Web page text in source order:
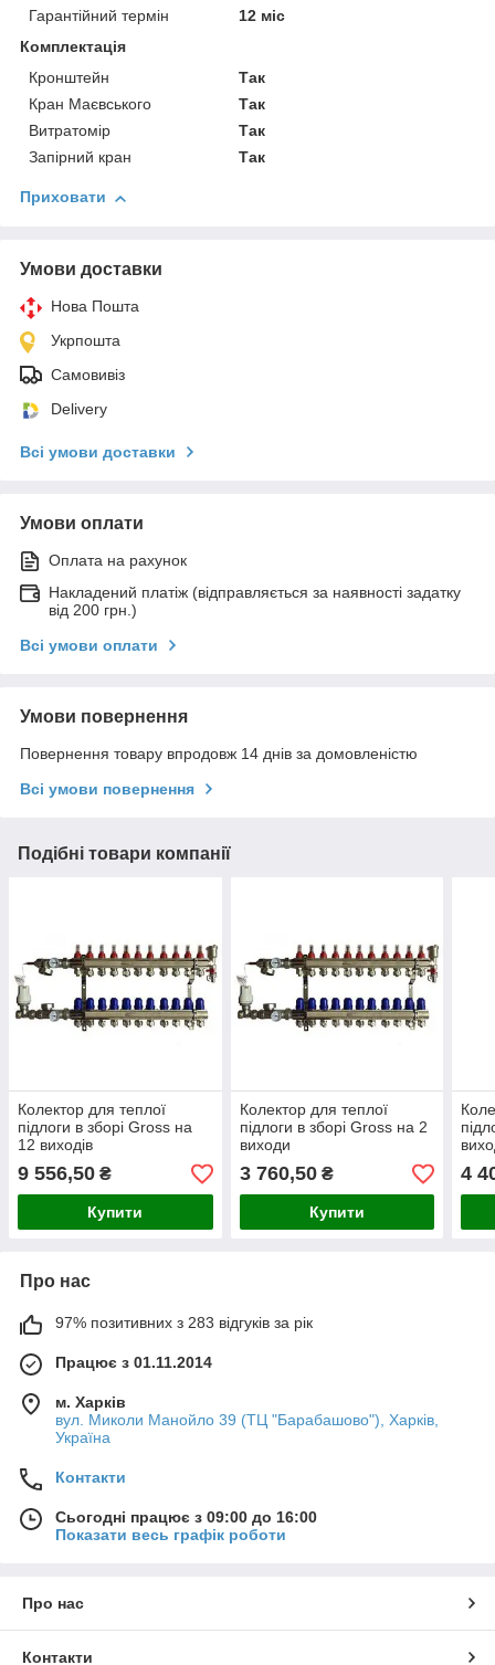
Гарантійний термін
12 міс
Комплектація
Кронштейн
Так
Кран Маєвського
Так
Витратомір
Так
Запірний кран
Так
Приховати
Умови доставки
Нова Пошта
Укрпошта
Самовивіз
Delivery
Всі умови доставки
Умови оплати
Оплата на рахунок
Накладений платіж (відправляється за наявності задатку
від 200 грн.)
Всі умови оплати
Умови повернення
Повернення товару впродовж 14 днів за домовленістю
Всі умови повернення
Подібні товари компанії
Колектор для теплої
підлоги в зборі Gross на
12 виходів
9 556,50 ₴
Купити
Колектор для теплої
підлоги в зборі Gross на 2
виходи
3 760,50₴
Купити
4
Про нас
97% позитивних з 283 відгуків за рік
Працює з 01.11.2014
м. Харків
вул. Миколи Манойло 39 (ТЦ "Барабашово"), Харків,
Україна
Контакти
Сьогодні працює з 09:00 до 16:00
Показати весь графік роботи
Про нас
Контакти